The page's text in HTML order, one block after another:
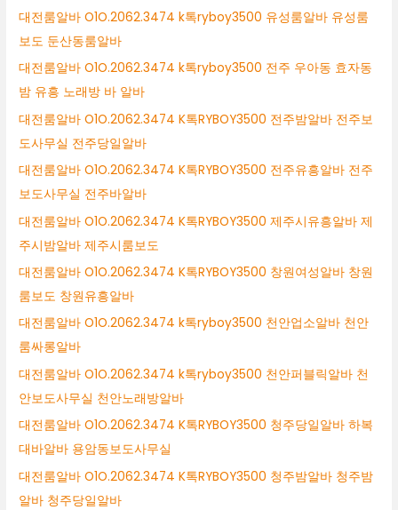
대전룸알바 O1O.2062.3474 k톡ryboy3500 유성룸알바 유성룸
보도 둔산동룸알바
대전룸알바 O1O.2062.3474 k톡ryboy3500 전주 우아동 효자동
밤 유흥 노래방 바 알바
대전룸알바 O1O.2062.3474 K톡RYBOY3500 전주밤알바 전주보
도사무실 전주당일알바
대전룸알바 O1O.2062.3474 K톡RYBOY3500 전주유흥알바 전주
보도사무실 전주바알바
대전룸알바 O1O.2062.3474 K톡RYBOY3500 제주시유흥알바 제
주시밤알바 제주시룸보도
대전룸알바 O1O.2062.3474 K톡RYBOY3500 창원여성알바 창원
룸보도 창원유흥알바
대전룸알바 O1O.2062.3474 k톡ryboy3500 천안업소알바 천안
룸싸롱알바
대전룸알바 O1O.2062.3474 k톡ryboy3500 천안퍼블릭알바 천
안보도사무실 천안노래방알바
대전룸알바 O1O.2062.3474 K톡RYBOY3500 청주당일알바 하복
대바알바 용암동보도사무실
대전룸알바 O1O.2062.3474 K톡RYBOY3500 청주밤알바 청주밤
알바 청주당일알바